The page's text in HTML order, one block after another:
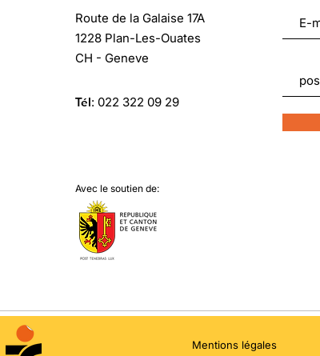
Route de la Galaise 17A
1228 Plan-Les-Ouates
CH - Geneve
Tél: 022 322 09 29
Avec le soutien de:
Mentions légales